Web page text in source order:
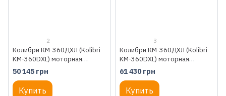
2
Колибри КМ-360ДХЛ (Kolibri
KM-360DXL) моторная
килевая надувная лодка + Air-
50 145 грн
Купить
3
Колибри КМ-360ДХЛ (Kolibri
KM-360DXL) моторная
килевая надувная лодка +
алюминиевый пайол
61 430 грн
Купить